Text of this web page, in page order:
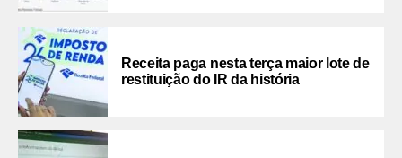
Receita paga nesta terça maior lote de
restituição do IR da história